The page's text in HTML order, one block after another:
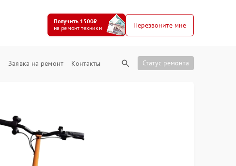
Получить 1500₽
на ремонт техники
Перезвоните мне
Заявка на ремонт Контакты Статус ремонта